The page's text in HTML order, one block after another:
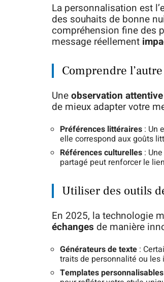
La personnalisation est
des souhaits de bonne
compréhension fine des
message réellement
Comprendre
Uneobservation attentive
de mieux adapter votre
Préférences littéraires : Un
elle correspond aux goûts
Références culturelles :
partagé peut renforcer le
Utiliser des outils
En 2025, la technologie
échanges de manière
Générateurs de texte :
traits de personnalité ou
Templates personnalisables